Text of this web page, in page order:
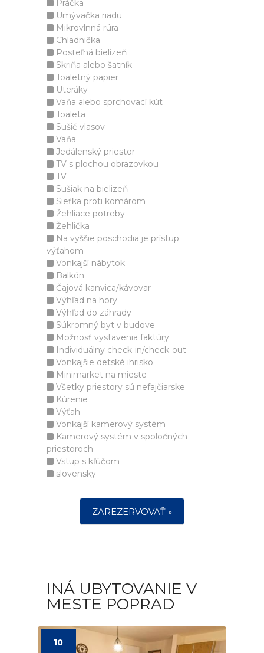
Práčka
Umývačka riadu
Mikrovlnná rúra
Chladnička
Posteľná bielizeň
Skriňa alebo šatník
Toaletný papier
Uteráky
Vaňa alebo sprchovací kút
Toaleta
Sušič vlasov
Vaňa
Jedálenský priestor
TV s plochou obrazovkou
TV
Sušiak na bielizeň
Sieťka proti komárom
Žehliace potreby
Žehlička
Na vyššie poschodia je prístup
výťahom
Vonkajší nábytok
Balkón
Čajová kanvica/kávovar
Výhľad na hory
Výhľad do záhrady
Súkromný byt v budove
Možnosť vystavenia faktúry
Individuálny check-in/check-out
Vonkajšie detské ihrisko
Minimarket na mieste
Všetky priestory sú nefajčiarske
Kúrenie
Výťah
Vonkajší kamerový systém
Kamerový systém v spoločných
priestoroch
Vstup s kľúčom
slovensky
ZAREZERVOVAŤ »
INÁ UBYTOVANIE V
MESTE POPRAD
10